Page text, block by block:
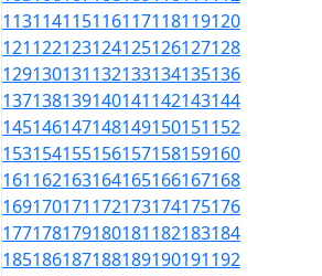
113114115116117118119120
121122123124125126127128
129130131132133134135136
137138139140141142143144
145146147148149150151152
153154155156157158159160
161162163164165166167168
169170171172173174175176
177178179180181182183184
185186187188189190191192